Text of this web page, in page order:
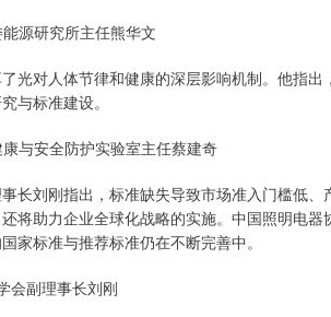
源研究所主任熊华文
光对人体节律和健康的深层影响机制。他指出
与标准建设。
与安全防护实验室主任蔡建奇
刘刚指出，标准缺失导致市场准入门槛低、
将助力企业全球化战略的实施。中国照明电器
家标准与推荐标准仍在不断完善中。
会副理事长刘刚